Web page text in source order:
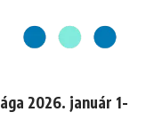
2026. január 1-